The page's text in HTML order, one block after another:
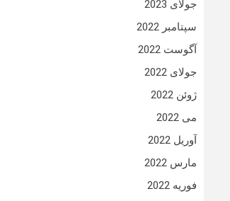
جولای 2023
سپتامبر 2022
آگوست 2022
جولای 2022
ژوئن 2022
می 2022
آوریل 2022
مارس 2022
فوریه 2022